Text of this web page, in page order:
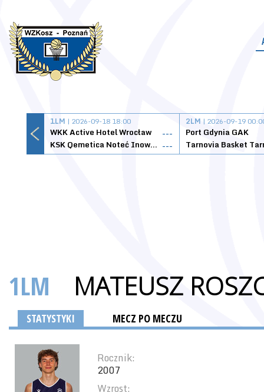
1LM | 2026-09-18 18:00
WKK Active Hotel Wrocław
---
KSK Qemetica Noteć Inowrocław ---
2LM | 2026-09-19
Port Gdynia GAK
1LM MATEUSZ
STATYSTYKI MECZ PO MECZU
Rocznik:
2007
Wzrost: